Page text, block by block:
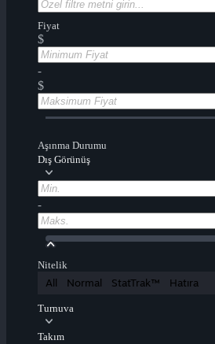
Fiyat
$
-
$
Aşınma Durumu
Dış Görünüş
-
Nitelik
All Normal StatTrak™ Hatıra
Turnuva
Takım